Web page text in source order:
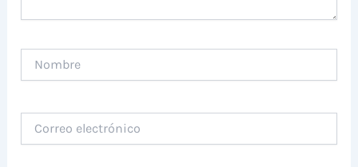
electrónico